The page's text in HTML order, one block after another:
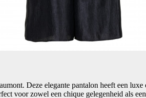
Deze elegante pantalon heeft een
voor zowel een chique gelegenheid als